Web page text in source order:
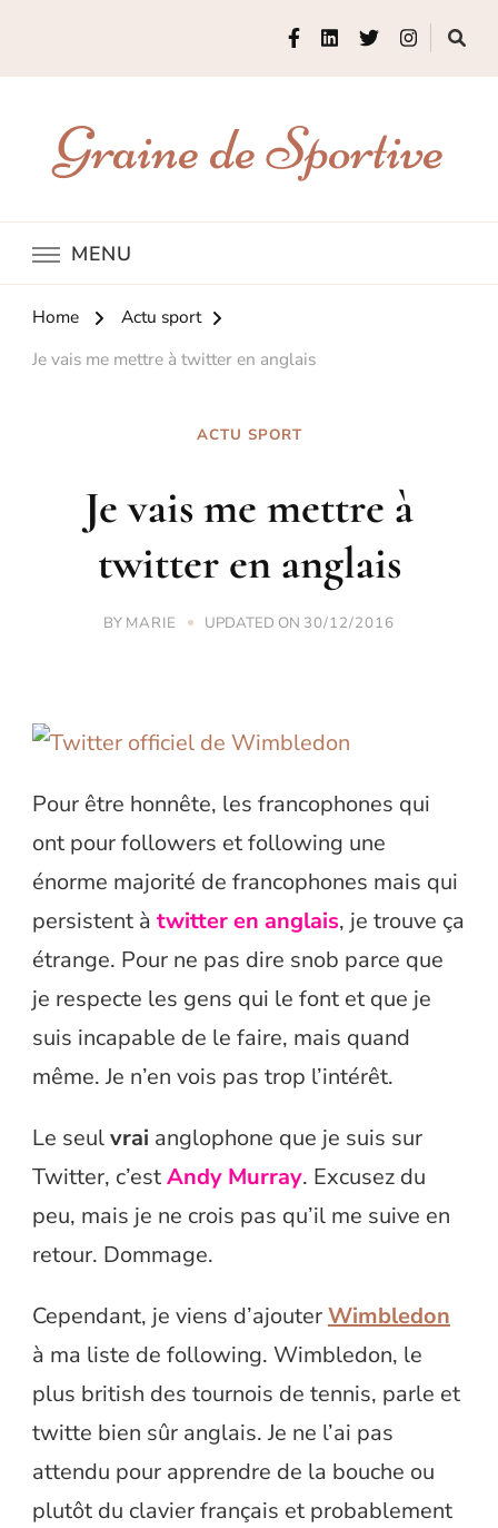
Graine de Sportive
MENU
Home
Actu sport
Je vais me mettre à twitter en anglais
ACTU SPORT
Je vais me mettre à
twitter en anglais
BY MARIE UPDATED ON 30/12/2016
Pour être honnête, les francophones qui
ont pour followers et following une
énorme majorité de francophones mais qui
persistent à twitter en anglais, je trouve ça
étrange. Pour ne pas dire snob parce que
je respecte les gens qui le font et que je
suis incapable de le faire, mais quand
même. Je n’en vois pas trop l’intérêt.
Le seulvrai anglophone que je suis sur
Twitter, c’estAndy Murray. Excusez du
peu, mais je ne crois pas qu’il me suive en
retour. Dommage.
Cependant, je viens d’ajouterWimbledon
à ma liste de following. Wimbledon, le
plus british des tournois de tennis, parle et
twitte bien sûr anglais. Je ne l’ai pas
attendu pour apprendre de la bouche ou
plutôt du clavier français et probablement